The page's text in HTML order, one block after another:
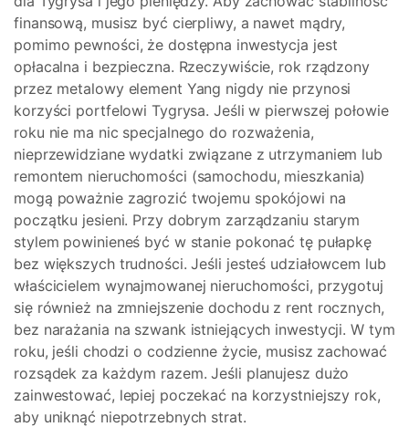
finansową, musisz być cierpliwy, a nawet mądry,
pomimo pewności, że dostępna inwestycja jest
opłacalna i bezpieczna. Rzeczywiście, rok rządzony
przez metalowy element Yang nigdy nie przynosi
korzyści portfelowi Tygrysa. Jeśli w pierwszej połowie
roku nie ma nic specjalnego do rozważenia,
nieprzewidziane wydatki związane z utrzymaniem lub
remontem nieruchomości (samochodu, mieszkania)
mogą poważnie zagrozić twojemu spokójowi na
początku jesieni. Przy dobrym zarządzaniu starym
stylem powinieneś być w stanie pokonać tę pułapkę
bez większych trudności. Jeśli jesteś udziałowcem lub
właścicielem wynajmowanej nieruchomości, przygotuj
się również na zmniejszenie dochodu z rent rocznych,
bez narażania na szwank istniejących inwestycji. W tym
roku, jeśli chodzi o codzienne życie, musisz zachować
rozsądek za każdym razem. Jeśli planujesz dużo
zainwestować, lepiej poczekać na korzystniejszy rok,
aby uniknąć niepotrzebnych strat.